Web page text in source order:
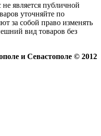
является публичной
уточняйте по
за собой право изменять
вид товаров без
и Севастополе © 2012